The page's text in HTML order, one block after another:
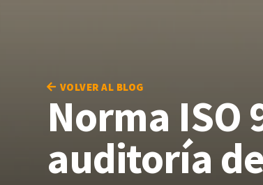
VOLVER AL BLOG
Norma ISO
auditoría